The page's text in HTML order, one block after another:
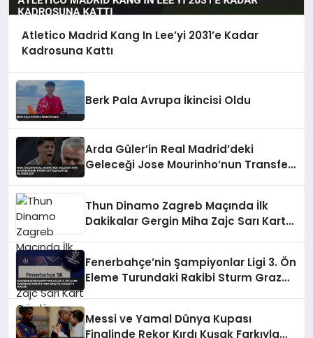
Atletico Madrid Kang In Lee’yi 2031’e Kadar
Kadrosuna Kattı
Berk Pala Avrupa İkincisi Oldu
Arda Güler’in Real Madrid’deki
Geleceği Jose Mourinho’nun Transfer
Thun Dinamo Zagreb Maçında İlk
Dakikalar Gergin Miha Zajc Sarı Kart
Fenerbahçe’nin Şampiyonlar Ligi 3. Ön
Eleme Turundaki Rakibi Sturm Graz
Messi ve Yamal Dünya Kupası
Finalinde Rekor Kırdı Kuşak Farkıyla